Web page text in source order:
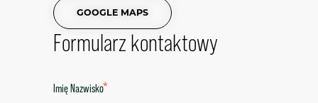
GOOGLE MAPS
Formularz kontaktowy
*